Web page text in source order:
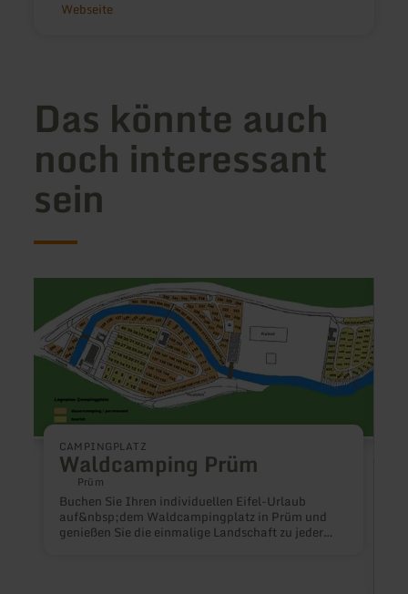
Webseite
Das könnte auch
noch interessant
sein
CAMPINGPLATZ
Waldcamping Prüm
Prüm
Buchen Sie Ihren individuellen Eifel-Urlaub
auf&nbsp;dem Waldcampingplatz in Prüm und
genießen Sie die einmalige Landschaft zu jeder
Waldcamping
Prüm
Burg